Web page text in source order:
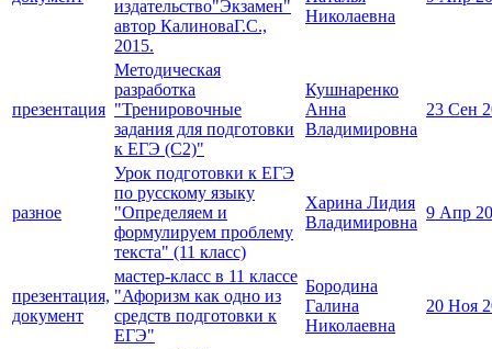
издательство"Экзамен"
автор КалиноваГ.С.,
2015.
Николаевна
презентация
Методическая
разработка
"Тренировочные
задания для подготовки
к ЕГЭ (С2)"
Кушнаренко
Анна
Владимировна
23 Сен
разное
Урок подготовки к ЕГЭ
по русскому языку
"Определяем и
формулируем проблему
текста" (11 класс)
Харина Лидия
Владимировна
9 Апр
презентация,
документ
мастер-класс в 11 классе
"Афоризм как одно из
средств подготовки к
ЕГЭ"
Бородина
Галина
Николаевна
20 Ноя